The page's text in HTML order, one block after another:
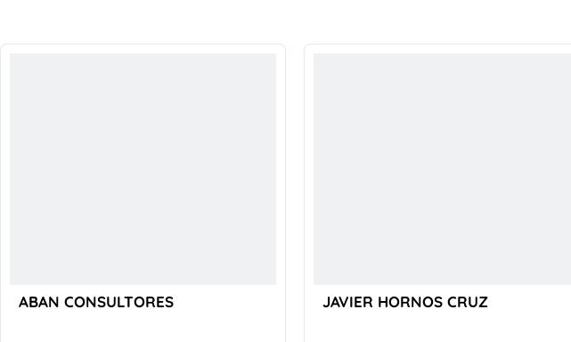
ABAN CONSULTORES JAVIER HORNOS CRUZ